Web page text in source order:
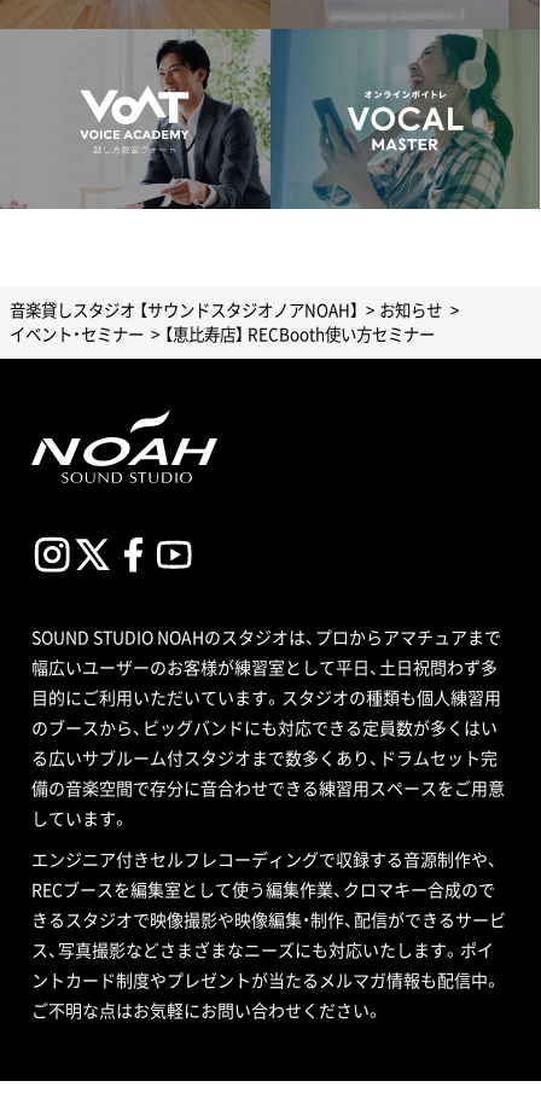
音楽貸しスタジオ 【サウンドスタジオノアNOAH】
お知らせ
イベント・セミナー
【恵比寿店】 RECBooth使い方セミナー
SOUND STUDIO NOAHのスタジオは、プロからアマチュアまで
幅広いユーザーのお客様が練習室として平日、土日祝問わず多
目的にご利用いただいています。スタジオの種類も個人練習用
のブースから、ビッグバンドにも対応できる定員数が多くはい
る広いサブルーム付スタジオまで数多くあり、ドラムセット完
備の音楽空間で存分に音合わせできる練習用スペースをご用意
しています。
エンジニア付きセルフレコーディングで収録する音源制作や、
RECブースを編集室として使う編集作業、クロマキー合成ので
きるスタジオで映像撮影や映像編集・制作、配信ができるサービ
ス、写真撮影などさまざまなニーズにも対応いたします。ポイ
ントカード制度やプレゼントが当たるメルマガ情報も配信中。
ご不明な点はお気軽にお問い合わせください。